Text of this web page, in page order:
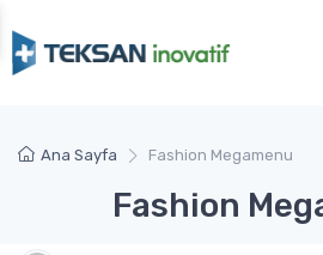
Ana Sayfa Fashion Megamenu
Fashion